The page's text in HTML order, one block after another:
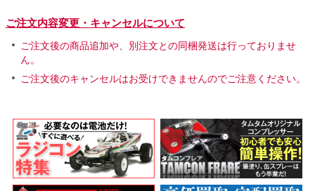
ご注文内容変更・キャンセルについて
ご注文後の商品追加や、別注文との同梱発送は行っておりませ
ん。
ご注文後のキャンセルはお受けできませんのでご注意ください。